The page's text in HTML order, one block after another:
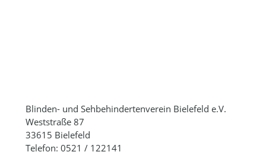
Blinden- und Sehbehindertenverein Bielefeld e.V.
Weststraße 87
33615 Bielefeld
Telefon: 0521 / 122141